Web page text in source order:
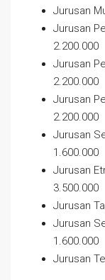
Jurusan
Jurusan
2.200.000
Jurusan
2.200.000
Jurusan
2.200.000
Jurusan
1.600.000
Jurusan
3.500.000
Jurusan
Jurusan
1.600.000
Jurusan